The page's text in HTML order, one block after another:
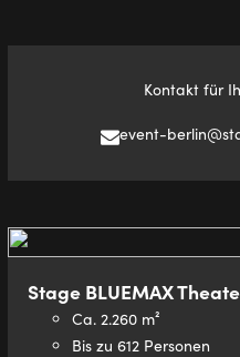
Kontakt für
event-
Stage BLUEMAX
Ca. 2.260 m²
Bis zu 612 Personen